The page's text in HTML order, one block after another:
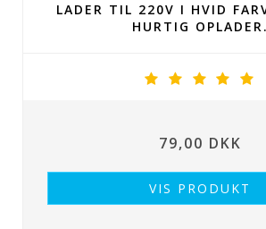
LADER TIL 220V I HVID
HURTIG OPLADER.
79,00 DKK
VIS PRODUKT